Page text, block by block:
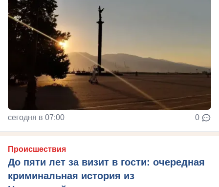
сегодня в 07:00 0
Происшествия
До пяти лет за визит в гости: очередная
криминальная история из